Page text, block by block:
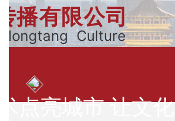
播有限公司
Culture
点亮城市 让文化